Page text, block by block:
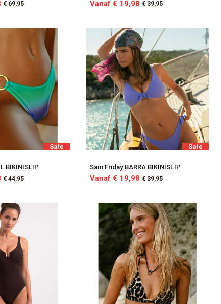
€ 69,95 Vanaf € 19,98 € 39,95
Sale
BIKINISLIP
€ 44,95
Sale
Sam Friday BARRA BIKINISLIP
Vanaf € 19,98 € 39,95